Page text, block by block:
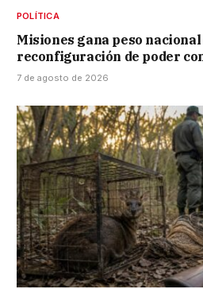
POLÍTICA
Misiones gana peso
reconfiguración de poder
7 de agosto de 2026